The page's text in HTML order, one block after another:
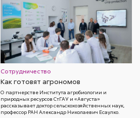
Сотрудничество
Как готовят агрономов
О партнерстве Института агробиологии и
природных ресурсов СтГАУ и «Августа»
рассказывает доктор сельскохозяйственных наук,
профессор РАН Александр Николаевич Есаулко.